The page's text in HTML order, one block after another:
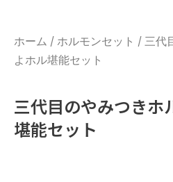
ホーム / ホルモンセット / 三代
よホル堪能セット
三代目のやみつきホ
堪能セット